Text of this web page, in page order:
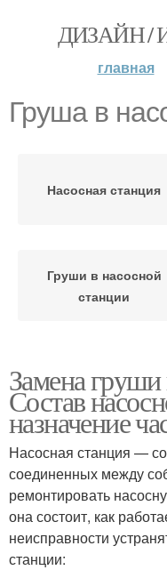
ДИЗАЙН /
главная
Груша в
Насосная станция
Груши в насосной
станции
Замена груши
Состав
назначение
Насосная станция —
соединенных между
ремонтировать
она состоит, как
неисправности
станции: